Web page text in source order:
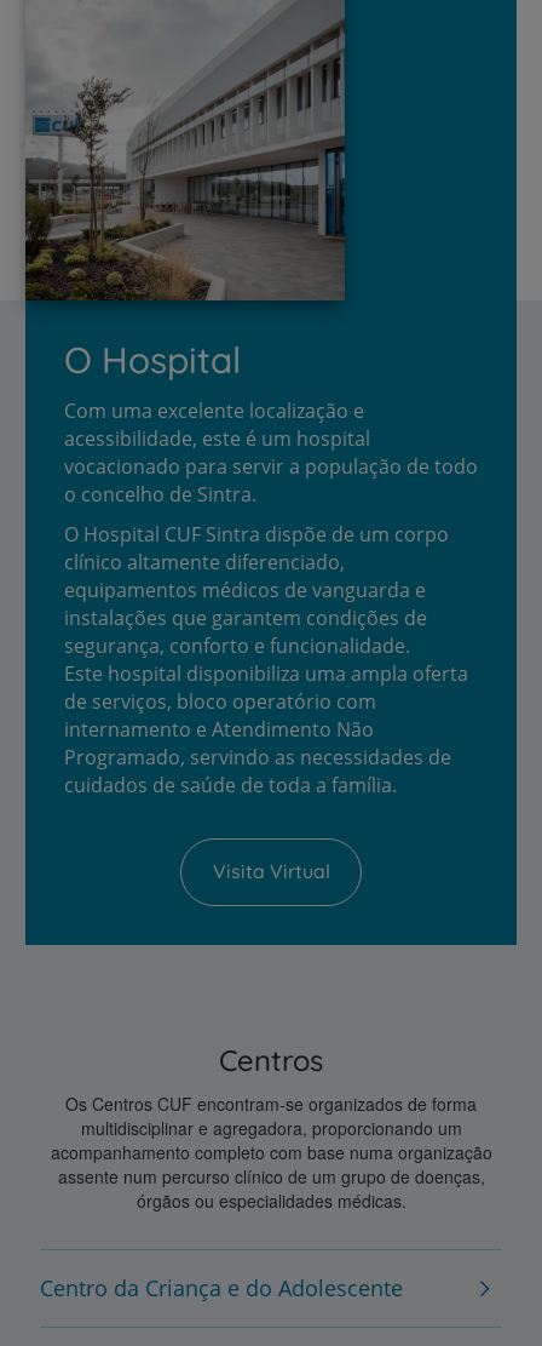
O Hospital
Com uma excelente localização e
acessibilidade, este é um hospital
vocacionado para servir a população de todo
o concelho de Sintra.
O Hospital CUF Sintra dispõe de um corpo
clínico altamente diferenciado,
equipamentos médicos de vanguarda e
instalações que garantem condições de
segurança, conforto e funcionalidade.
Este hospital disponibiliza uma ampla oferta
de serviços, bloco operatório com
internamento e Atendimento Não
Programado, servindo as necessidades de
cuidados de saúde de toda a família.
Visita Virtual
Centros
Os Centros CUF encontram-se organizados de forma
multidisciplinar e agregadora, proporcionando um
acompanhamento completo com base numa organização
assente num percurso clínico de um grupo de doenças,
órgãos ou especialidades médicas.
Centro da Criança e do Adolescente